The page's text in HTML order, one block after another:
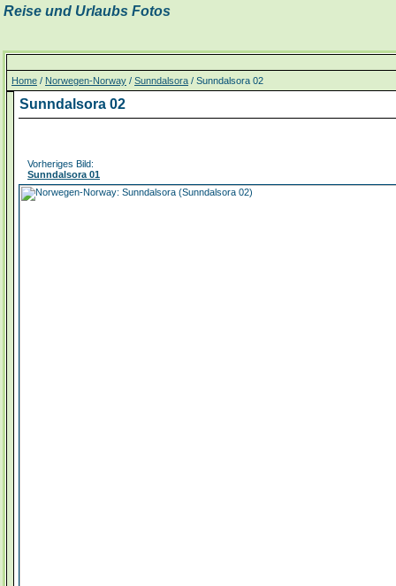
Reise und Urlaubs Fotos
Home / Norwegen-Norway / Sunndalsora / Sunndalsora 02
Sunndalsora 02
Vorheriges Bild:
Sunndalsora 01